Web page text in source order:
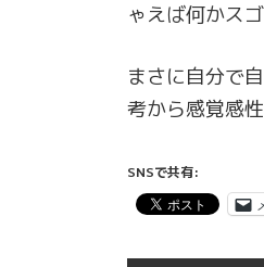
ゃえば何かス
まさに自分で
考から感覚感
SNSで共有: